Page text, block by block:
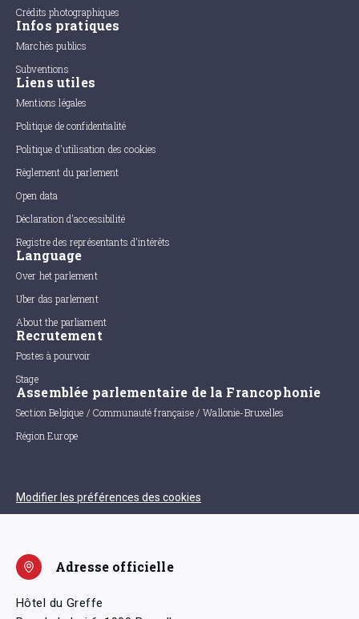
Crédits photographiques
Infos pratiques
Marchés publics
Subventions
Liens utiles
Mentions légales
Politique de confidentialité
Politique d'utilisation des cookies
Règlement du parlement
Open data
Déclaration d'accessibilité
Registre des représentants d'intérêts
Language
Over het parlement
Uber das parlement
About the parliament
Recrutement
Postes à pourvoir
Stage
Assemblée parlementaire de la Francophonie
Section Belgique / Communauté française / Wallonie-Bruxelles
Région Europe
Modifier les préférences des cookies
Adresse officielle
Hôtel du Greffe